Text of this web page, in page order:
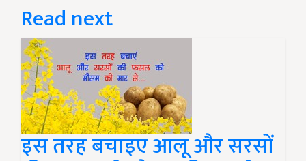
Read next
इस तरह बचाइए आलू और सरसों